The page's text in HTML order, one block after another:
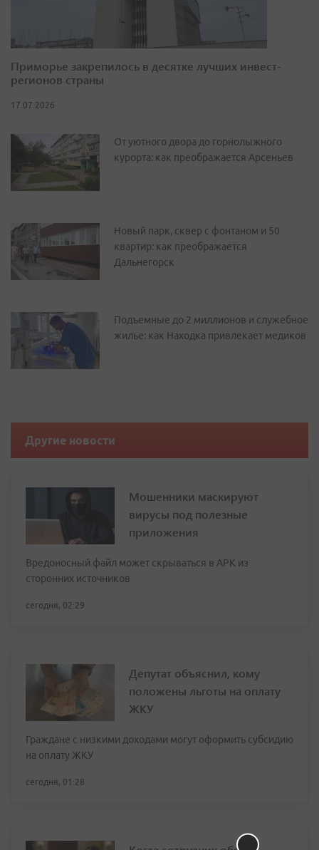
Приморье закрепилось в десятке лучших инвест-
регионов страны
17.07.2026
От уютного двора до горнолыжного
курорта: как преображается Арсеньев
Новый парк, сквер с фонтаном и 50
квартир: как преображается
Дальнегорск
Подъемные до 2 миллионов и служебное
жилье: как Находка привлекает медиков
Другие новости
Мошенники маскируют
вирусы под полезные
приложения
Вредоносный файл может скрываться в APK из
сторонних источников
сегодня, 02:29
Депутат объяснил, кому
положены льготы на оплату
ЖКУ
Граждане с низкими доходами могут оформить субсидию
на оплату ЖКУ
сегодня, 01:28